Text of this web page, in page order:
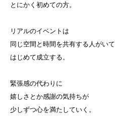
とにかく初めての方。
リアルのイベントは
同じ空間と時間を共有する人がいて
はじめて成立する。
緊張感の代わりに
嬉しさとか感謝の気持ちが
少しずつ心を満たしていく。